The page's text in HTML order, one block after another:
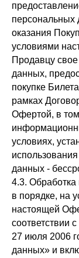
персональных
оказания
условиями
Продавцу
данных,
покупке
рамках
Офертой, в
условиях,
данных -
4.3.
в порядке, на
настоящей
соответствии
27 июля 2006
данных» и